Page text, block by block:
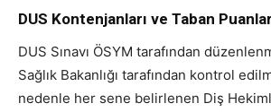
DUS Kontenjanları ve Taban
DUS Sınavı ÖSYM tarafından
Sağlık Bakanlığı tarafından kontrol
nedenle her sene belirlenen Diş